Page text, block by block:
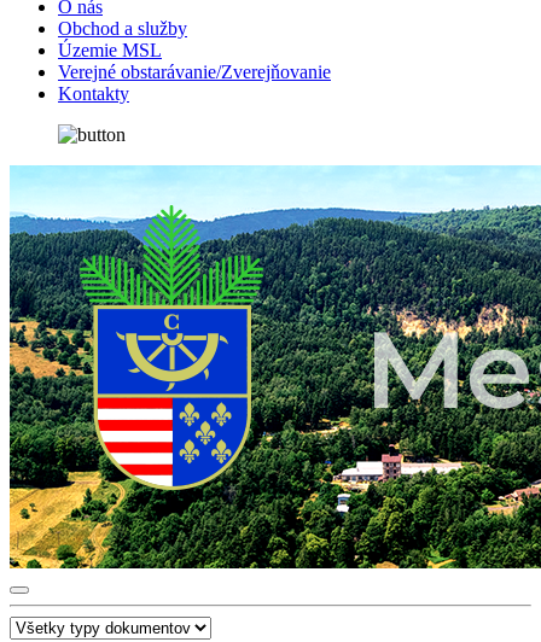
O nás
Obchod a služby
Územie MSL
Verejné obstarávanie/Zverejňovanie
Kontakty